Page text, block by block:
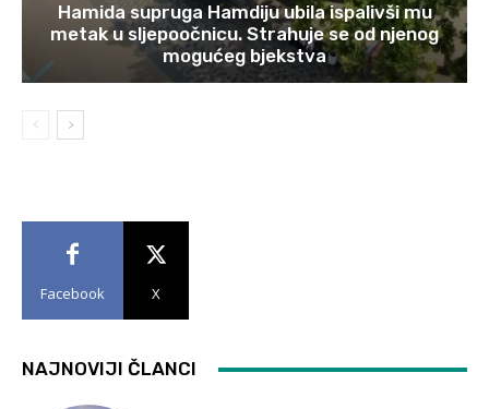
Hamida supruga Hamdiju ubila ispalivši mu
metak u sljepoočnicu. Strahuje se od njenog
mogućeg bjekstva
Facebook X
NAJNOVIJI ČLANCI